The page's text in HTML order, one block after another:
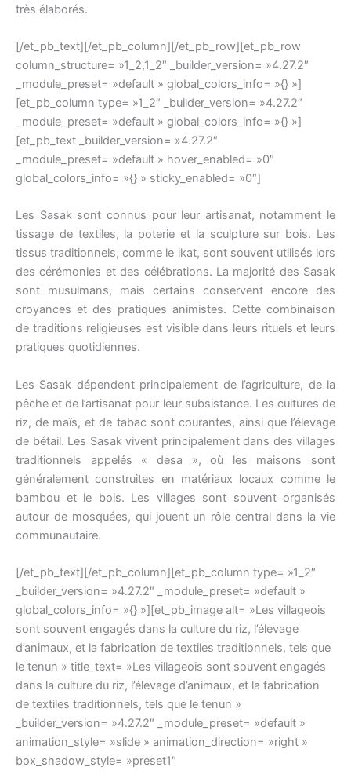
très élaborés.
[/et_pb_text][/et_pb_column][/et_pb_row][et_pb_row
column_structure= »1_2,1_2″ _builder_version= »4.27.2″
_module_preset= »default » global_colors_info= »{} »]
[et_pb_column type= »1_2″ _builder_version= »4.27.2″
_module_preset= »default » global_colors_info= »{} »]
[et_pb_text _builder_version= »4.27.2″
_module_preset= »default » hover_enabled= »0″
global_colors_info= »{} » sticky_enabled= »0″]
Les Sasak sont connus pour leur artisanat, notamment le
tissage de textiles, la poterie et la sculpture sur bois. Les
tissus traditionnels, comme le ikat, sont souvent utilisés lors
des cérémonies et des célébrations. La majorité des Sasak
sont musulmans, mais certains conservent encore des
croyances et des pratiques animistes. Cette combinaison
de traditions religieuses est visible dans leurs rituels et leurs
pratiques quotidiennes.
Les Sasak dépendent principalement de l’agriculture, de la
pêche et de l’artisanat pour leur subsistance. Les cultures de
riz, de maïs, et de tabac sont courantes, ainsi que l’élevage
de bétail. Les Sasak vivent principalement dans des villages
traditionnels appelés « desa », où les maisons sont
généralement construites en matériaux locaux comme le
bambou et le bois. Les villages sont souvent organisés
autour de mosquées, qui jouent un rôle central dans la vie
communautaire.
[/et_pb_text][/et_pb_column][et_pb_column type= »1_2″
_builder_version= »4.27.2″ _module_preset= »default »
global_colors_info= »{} »][et_pb_image alt= »Les villageois
sont souvent engagés dans la culture du riz, l’élevage
d’animaux, et la fabrication de textiles traditionnels, tels que
le tenun » title_text= »Les villageois sont souvent engagés
dans la culture du riz, l’élevage d’animaux, et la fabrication
de textiles traditionnels, tels que le tenun »
_builder_version= »4.27.2″ _module_preset= »default »
animation_style= »slide » animation_direction= »right »
box_shadow_style= »preset1″